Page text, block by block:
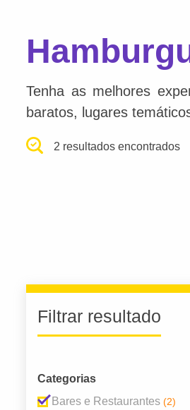
Tenha as melhores
baratos, lugares
2 resultados encontrados
Filtrar resultado
Categorias
Bares e Restaurantes (2)